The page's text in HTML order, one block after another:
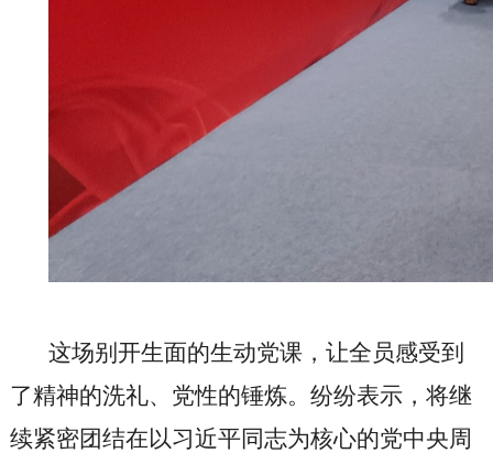
这场别开生面的生动党课，让全员感受到
了精神的洗礼、党性的锤炼。纷纷表示 ， 将继
续紧密团结在以习近平同志为核心的党中央周